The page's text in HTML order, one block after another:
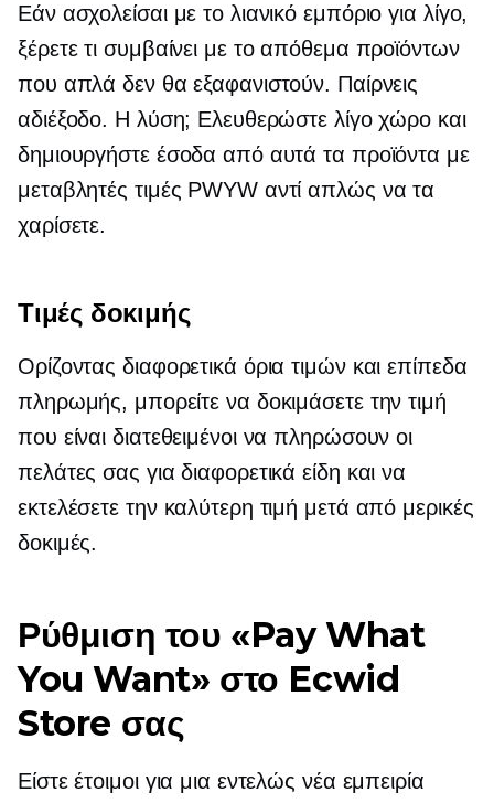
Εάν ασχολείσαι με το λιανικό εμπόριο για λίγο,
ξέρετε τι συμβαίνει με το απόθεμα προϊόντων
που απλά δεν θα εξαφανιστούν. Παίρνεις
αδιέξοδο. Η λύση; Ελευθερώστε λίγο χώρο και
δημιουργήστε έσοδα από αυτά τα προϊόντα με
μεταβλητές τιμές PWYW αντί απλώς να τα
χαρίσετε.
Τιμές δοκιμής
Ορίζοντας διαφορετικά όρια τιμών και επίπεδα
πληρωμής, μπορείτε να δοκιμάσετε την τιμή
που είναι διατεθειμένοι να πληρώσουν οι
πελάτες σας για διαφορετικά είδη και να
εκτελέσετε την καλύτερη τιμή μετά από μερικές
δοκιμές.
Ρύθμιση του «Pay What
You Want» στο Ecwid
Store σας
Είστε έτοιμοι για μια εντελώς νέα εμπειρία